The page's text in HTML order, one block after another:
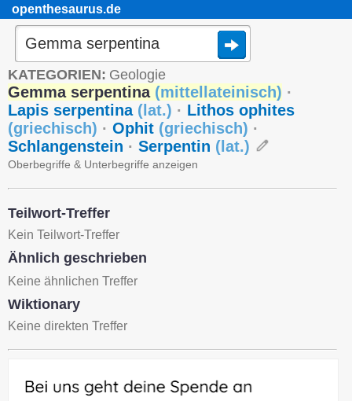
openthesaurus.de
KATEGORIEN: Geologie
Gemma serpentina (mittellateinisch) ·
Lapis serpentina ( lat.) · Lithos ophites
(griechisch) · Ophit (griechisch) ·
Schlangenstein · Serpentin ( lat.)
Oberbegriffe & Unterbegriffe anzeigen
Teilwort-Treffer
Kein Teilwort-Treffer
Ähnlich geschrieben
Keine ähnlichen Treffer
Wiktionary
Keine direkten Treffer